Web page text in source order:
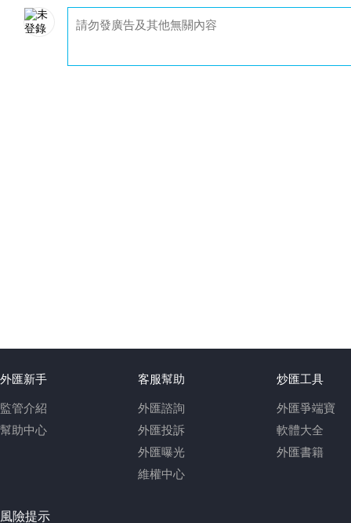
外匯新手
監管介紹
幫助中心
客服幫助
外匯諮詢
外匯投訴
外匯曝光
維權中心
炒匯工具
外匯爭端寶
軟體大全
外匯書籍
風險提示